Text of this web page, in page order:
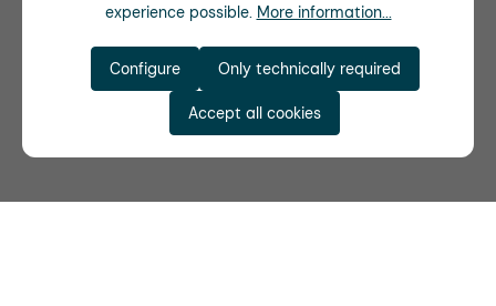
experience possible. More information...
Only technically required
Configure
Accept all cookies